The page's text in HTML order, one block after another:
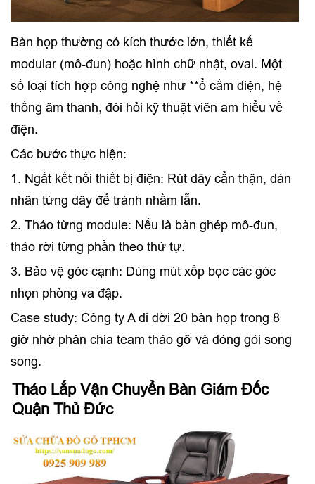
Bàn họp thường có kích thước lớn, thiết kế
modular (mô-đun) hoặc hình chữ nhật, oval. Một
số loại tích hợp công nghệ như **ổ cắm điện, hệ
thống âm thanh, đòi hỏi kỹ thuật viên am hiểu về
điện.
Các bước thực hiện:
1. Ngắt kết nối thiết bị điện: Rút dây cẩn thận, dán
nhãn từng dây để tránh nhầm lẫn.
2. Tháo từng module: Nếu là bàn ghép mô-đun,
tháo rời từng phần theo thứ tự.
3. Bảo vệ góc cạnh: Dùng mút xốp bọc các góc
nhọn phòng va đập.
Case study: Công ty A di dời 20 bàn họp trong 8
giờ nhờ phân chia team tháo gỡ và đóng gói song
song.
Tháo Lắp Vận Chuyển Bàn Giám Đốc
Quận Thủ Đức